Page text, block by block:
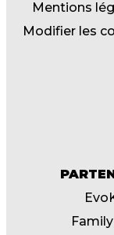
Mentions
Modifier les